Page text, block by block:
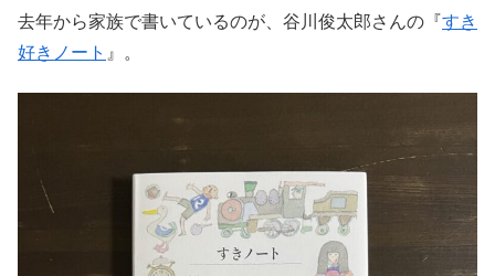
去年から家族で書いているのが、谷川俊太郎さんの『すき
好きノート 』。